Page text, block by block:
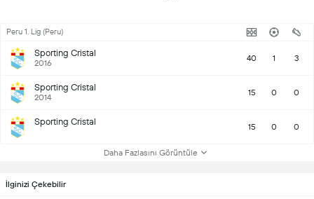
Peru 1. Lig (Peru)
Sporting Cristal
2016 40 1 3
Sporting Cristal
2014 15 0 0
Sporting Cristal 15 0 0
Daha Fazlasını Görüntüle
İlginizi Çekebilir